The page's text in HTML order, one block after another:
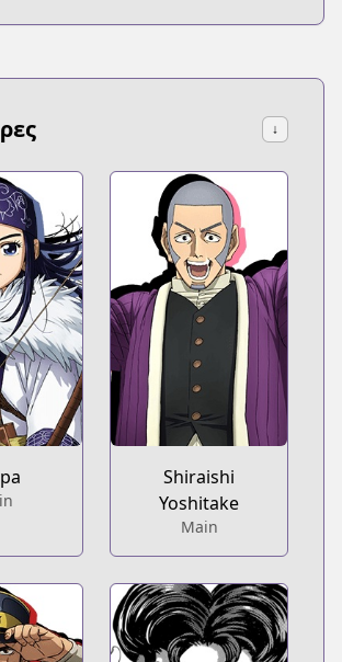
↓
Shiraishi
Yoshitake
Main